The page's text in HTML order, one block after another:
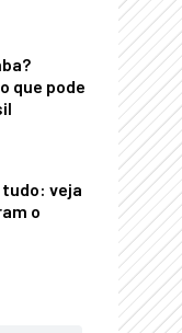
que pode
tudo: veja
o